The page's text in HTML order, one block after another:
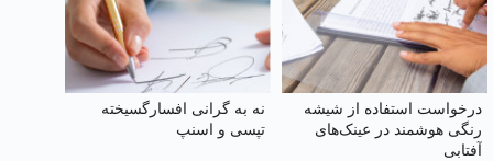
درخواست استفاده از شیشه
رنگی هوشمند در عینک‌های
آفتابی
نه به گرانی افسارگسیخته
تپسی و اسنپ